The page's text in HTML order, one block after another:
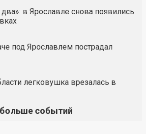
в Ярославле снова появились
под Ярославлем пострадал
легковушка врезалась в
больше событий